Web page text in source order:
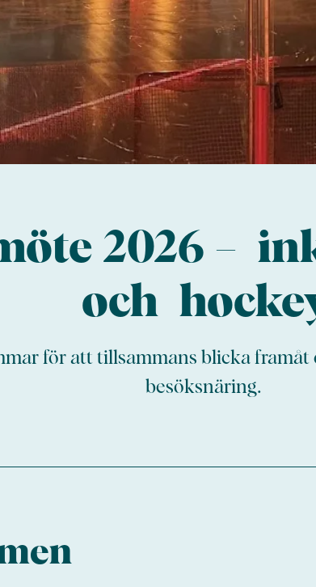
2026 –
och
för att tillsammans blicka
besöksnäring.